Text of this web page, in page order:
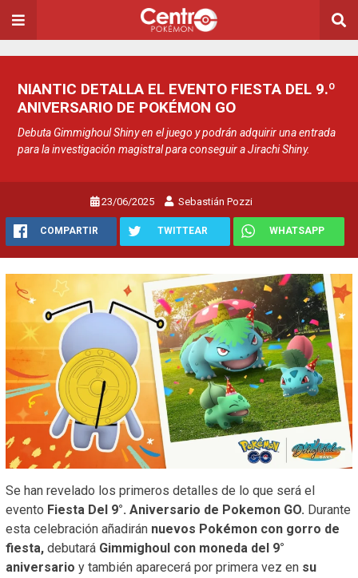
NIANTIC DETALLA EL EVENTO FIESTA DEL 9.º
ANIVERSARIO DE POKÉMON GO
Debuta Gimmighoul Shiny en el juego y podrán adquirir una entrada
para la investigación magistral para conseguir a Jirachi Shiny.
23/06/2025 Sebastián Pozzi
COMPARTIR TWITTEAR WHATSAPP
Se han revelado los primeros detalles de lo que será el
evento Fiesta Del 9°. Aniversario de Pokemon GO. Durante
esta celebración añadirán nuevos Pokémon con gorro de
fiesta, debutará Gimmighoul con moneda del 9°
aniversario y también aparecerá por primera vez en su